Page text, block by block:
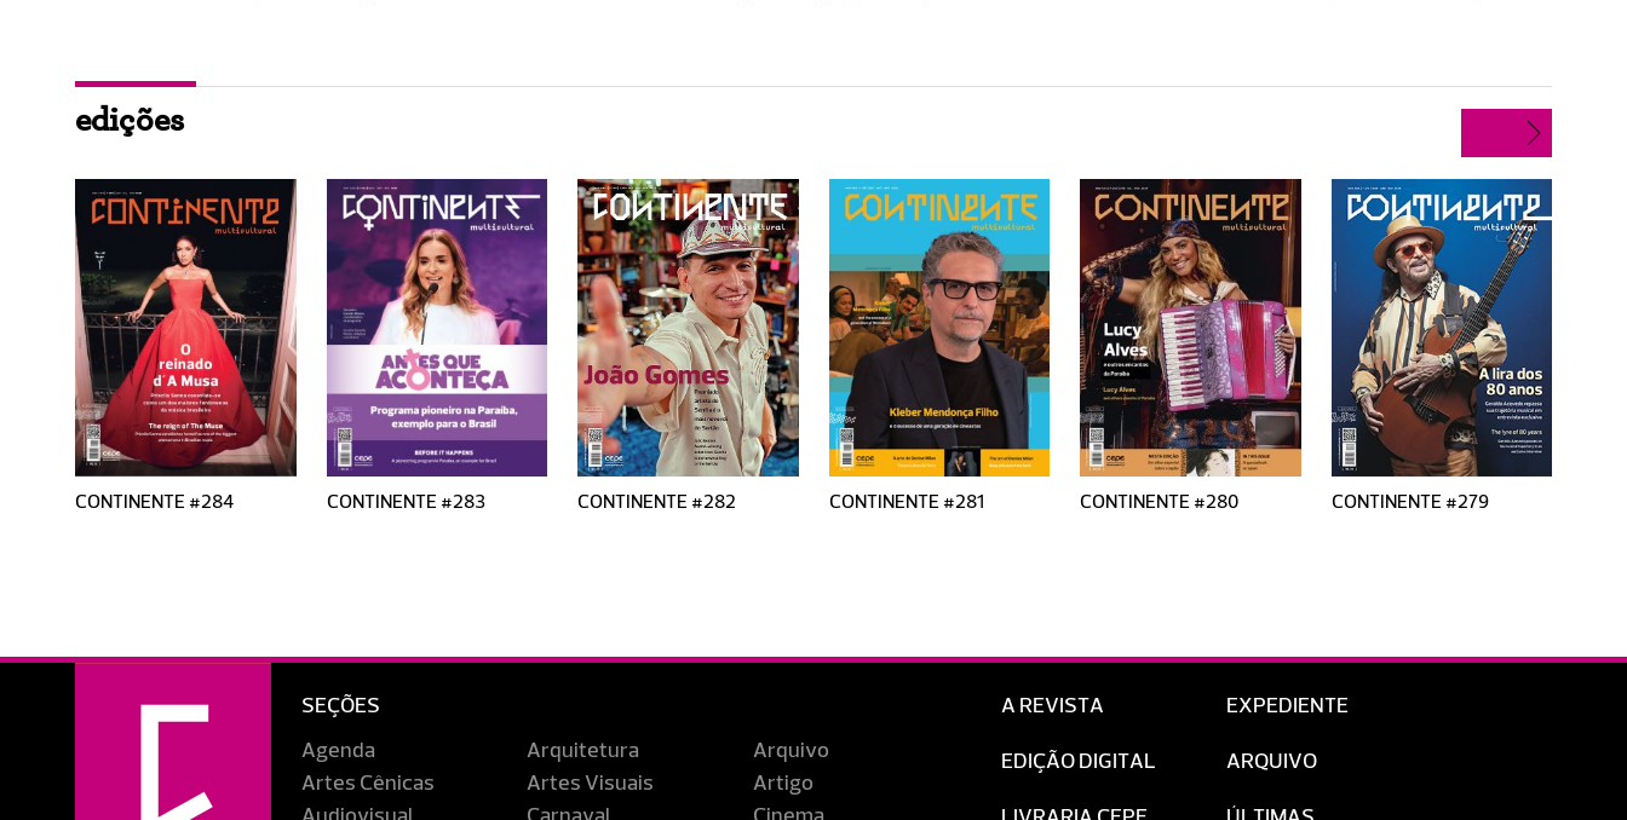
edições
CONTINENTE #284 CONTINENTE #283 CONTINENTE #282 CONTINENTE #281 CONTINENTE #280 CONTINENTE #279
SEÇÕES
Agenda Arquitetura
Arquivo
Artes Cênicas
Artes Visuais
Artigo
A REVISTA
EDIÇÃO DIGITAL
EXPEDIENTE
ARQUIVO